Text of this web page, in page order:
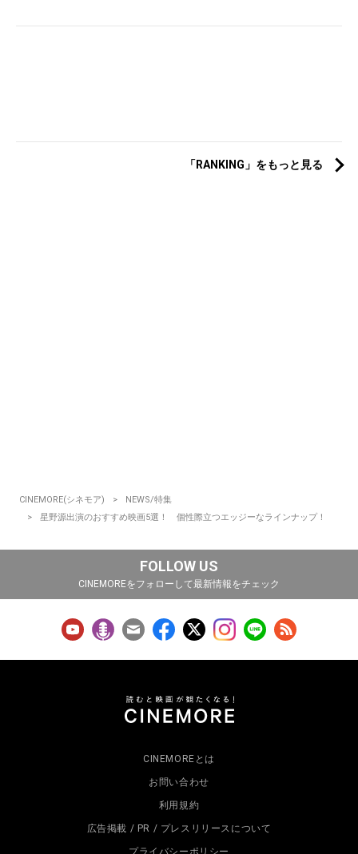
「RANKING」をもっと見る
CINEMORE(シネモア)
NEWS/特集
星野源出演のおすすめ映画5選！ 個性際立つエッジーなラインナップ！
FOLLOW US
CINEMOREをフォローして最新情報をチェック
CINEMOREとは
お問い合わせ
利用規約
広告掲載 / PR / プレスリリースについて
プライバシーポリシー